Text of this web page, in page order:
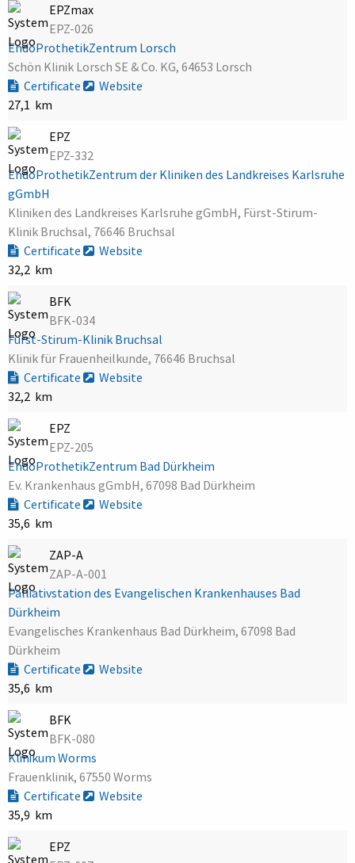
EPZmax
EPZ-026
EndoProthetikZentrum Lorsch
Schön Klinik Lorsch SE & Co. KG, 64653 Lorsch
Certificate
Website
27,1 km
EPZ
EPZ-332
EndoProthetikZentrum der Kliniken des Landkreises Karlsruhe
gGmbH
Kliniken des Landkreises Karlsruhe gGmbH, Fürst-Stirum-
Klinik Bruchsal, 76646 Bruchsal
Certificate
Website
32,2 km
BFK
BFK-034
Fürst-Stirum-Klinik Bruchsal
Klinik für Frauenheilkunde, 76646 Bruchsal
Certificate
Website
32,2 km
EPZ
EPZ-205
EndoProthetikZentrum Bad Dürkheim
Ev. Krankenhaus gGmbH, 67098 Bad Dürkheim
Certificate
Website
35,6 km
ZAP-A
ZAP-A-001
Palliativstation des Evangelischen Krankenhauses Bad
Dürkheim
Evangelisches Krankenhaus Bad Dürkheim, 67098 Bad
Dürkheim
Certificate
Website
35,6 km
BFK
BFK-080
Klinikum Worms
Frauenklinik, 67550 Worms
Certificate
Website
35,9 km
EPZ